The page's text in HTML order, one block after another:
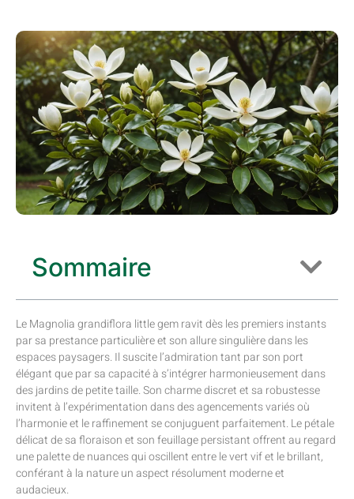
Sommaire
Le Magnolia grandiflora little gem ravit dès les premiers instants
par sa prestance particulière et son allure singulière dans les
espaces paysagers. Il suscite l’admiration tant par son port
élégant que par sa capacité à s’intégrer harmonieusement dans
des jardins de petite taille. Son charme discret et sa robustesse
invitent à l’expérimentation dans des agencements variés où
l’harmonie et le raffinement se conjuguent parfaitement. Le pétale
délicat de sa floraison et son feuillage persistant offrent au regard
une palette de nuances qui oscillent entre le vert vif et le brillant,
conférant à la nature un aspect résolument moderne et
audacieux.